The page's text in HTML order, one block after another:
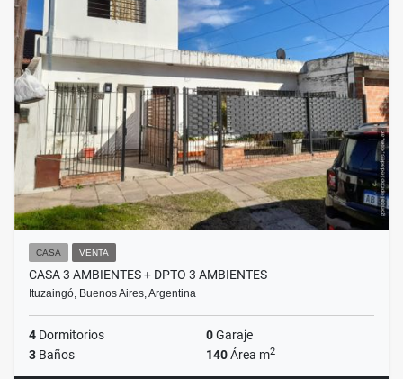
CASA VENTA
CASA 3 AMBIENTES + DPTO 3 AMBIENTES
Ituzaingó, Buenos Aires, Argentina
4 Dormitorios 0Garaje
3 Baños 140Área m2